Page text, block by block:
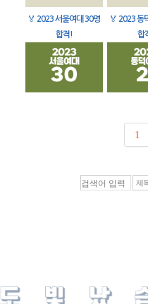
🏅 2023 서울여대 30명
합격!
🏅 2023 동
합
1